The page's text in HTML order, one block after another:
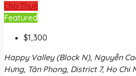
Cho Thuê
Featured
$1,300
Happy Valley (Block N), Nguyễn
Hưng, Tân Phong, District 7, Ho Chi